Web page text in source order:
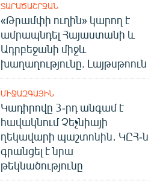
ՏԱՐԱԾԱՇՐՋԱՆ
«Թրամփի ուղին» կարող է
ամրապնդել Հայաստանի և
Ադրբեջանի միջև
խաղաղությունը. Լայթսթոուն
ՄԻՋԱԶԳԱՅԻՆ
Կադիրովը 3-րդ անգամ է
հավակնում Չեչնիայի
ղեկավարի պաշտոնին․ ԿԸՀ-ն
գրանցել է նրա
թեկնածությունը